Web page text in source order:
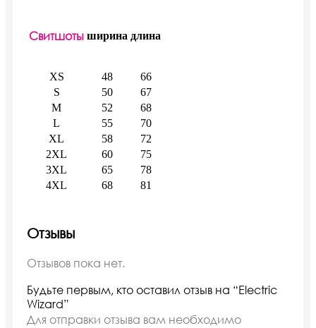
Свитшоты ширина длина
XS 48
66
S
50
67
M
52
68
L
55
70
XL
58
72
2XL
60
75
3XL
65
78
4XL
68 81
Отзывы
Отзывов пока нет.
Будьте первым, кто оставил отзыв на “Electric
Wizard”
Для отправки отзыва вам необходимо